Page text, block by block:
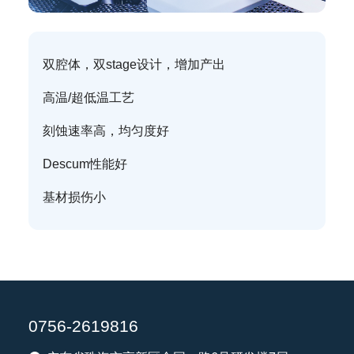
双腔体，双stage设计，增加产出
高温/超低温工艺
刻蚀速率高，均匀度好
Descum性能好
基材损伤小
0756-2619816